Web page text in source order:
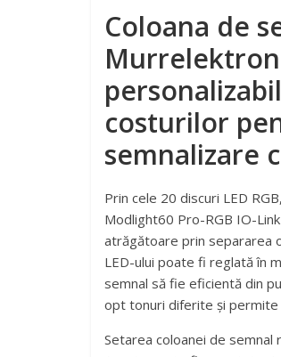
Coloana de
costurilor
semnalizare
Prin cele 20 discuri LED
Modlight60 Pro-RGB IO-
atrăgătoare prin separarea
LED-ului poate fi reglată în
semnal să fie eficientă din
opt tonuri diferite și permite
Setarea coloanei de